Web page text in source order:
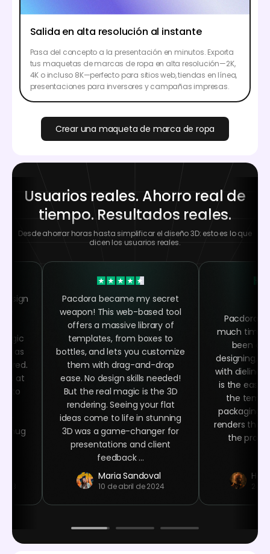
Salida en alta resolución al instante
Pasa del concepto a la presentación en minutos. Exporta
tus maquetas de marcas de ropa en alta resolución—2K,
4K o incluso 8K—perfecto para sitios web, tiendas en línea,
presentaciones para inversores y campañas impresas.
Crear una maqueta de marca de ropa
Usuarios reales. Ahorro real de
tiempo. Resultados reales.
Desde ahorrar horas hasta simplificar el diseño 3D: esto es lo que
dicen los usuarios reales.
as
at
to
mug
Pacdora became my secret
weapon! This web-based tool
offers a massive library of
templates, from boxes to
bottles, and lets you customize
them with drag-and-drop
ease. No design skills needed!
But the real magic is the 3D
rendering. Seeing your flat
ideas come to life in stunning
3D was a game-changer for
presentations and client
feedback ...
Maria Sandoval
10 de abril de 2024
Pacdora
much time
been
designing,
with
is the easy
the
packaging
renders that
the
24